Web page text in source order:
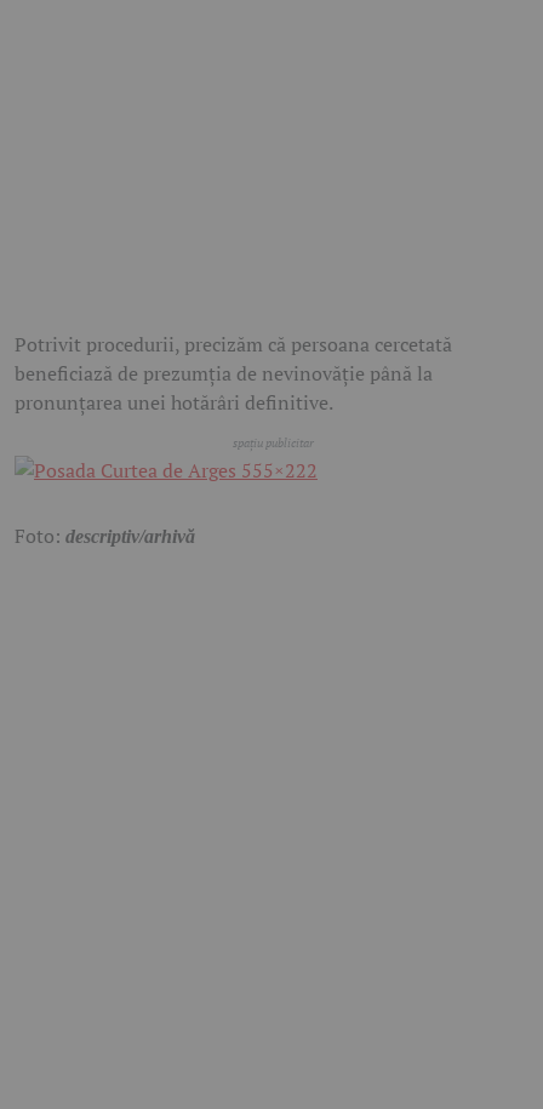
Potrivit procedurii, precizăm că persoana cercetată
beneficiază de prezumția de nevinovăție până la
pronunțarea unei hotărâri definitive.
Foto: descriptiv/arhivă